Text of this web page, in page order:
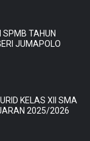
SPMB TAHUN
JUMAPOLO
KELAS XII SMA
2025/2026